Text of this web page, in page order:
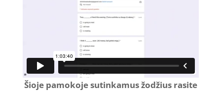
Šioje pamokoje sutinkamus žodžius rasite